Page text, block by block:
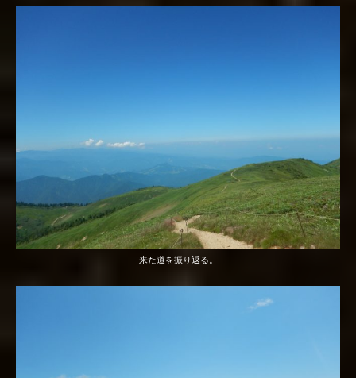
来た道を振り返る。